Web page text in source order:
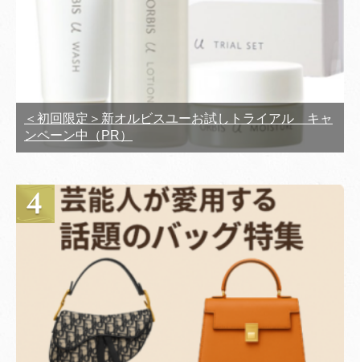
＜初回限定＞新オルビスユーお試しトライアル キャ
ンペーン中（PR）